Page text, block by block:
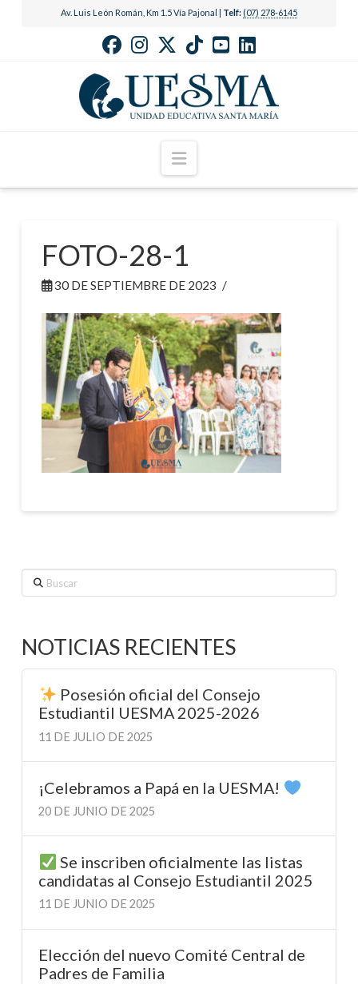
Av. Luis León Román, Km 1.5 Vía Pajonal | Telf: (07) 278-6145
Navigation
FOTO-28-1
30 DE SEPTIEMBRE DE 2023
Buscar
NOTICIAS RECIENTES
Posesión oficial del Consejo
Estudiantil UESMA 2025-2026
11 DE JULIO DE 2025
¡Celebramos a Papá en la UESMA!
20 DE JUNIO DE 2025
Se inscriben oficialmente las listas
candidatas al Consejo Estudiantil 2025
11 DE JUNIO DE 2025
Elección del nuevo Comité Central de
Padres de Familia